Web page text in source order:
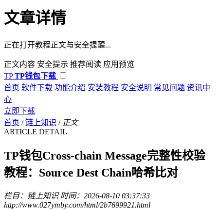
文章详情
正在打开教程正文与安全提醒...
正文内容 安全提示 推荐阅读 应用预览
TP TP钱包下载
首页 软件下载 功能介绍 安装教程 安全说明 常见问题 资讯中
心
立即下载
首页 / 链上知识 / 正文
ARTICLE DETAIL
TP钱包Cross-chain Message完整性校验
教程：Source Dest Chain哈希比对
栏目：链上知识 时间：2026-08-10 03:37:33
http://www.027ymby.com/html/2b7699921.html